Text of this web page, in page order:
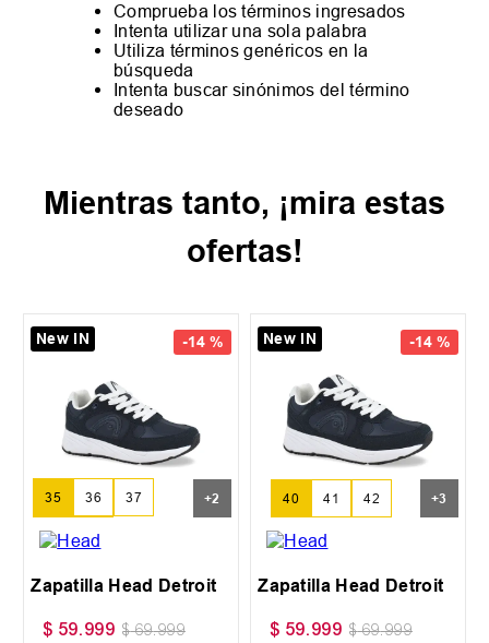
Comprueba los términos ingresados
Intenta utilizar una sola palabra
Utiliza términos genéricos en la
búsqueda
Intenta buscar sinónimos del término
deseado
Mientras tanto, ¡mira estas
ofertas!
-14 %
New IN
35 36 37
38 39
+2
Zapatilla Head Detroit
$ 59.999 $ 69.999
-14 %
New IN
40 41 42 +3
Zapatilla Head Detroit
$ 59.999 $ 69.999